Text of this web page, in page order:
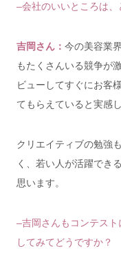
–会社のいいところは、
吉岡さん： 今の美容業
もたくさんいる競争が
ビューしてすぐにお客
てもらえていると実感
クリエイティブの勉強
く、若い人が活躍でき
思います。
–吉岡さんもコンテス
してみてどうですか？